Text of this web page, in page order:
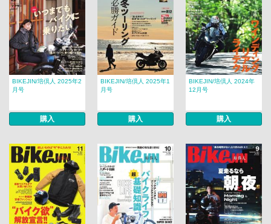
BIKEJIN/培倶人 2025年2
月号
購入
BIKEJIN/培倶人 2025年1
月号
購入
BIKEJIN/培倶人 2024年
12月号
購入